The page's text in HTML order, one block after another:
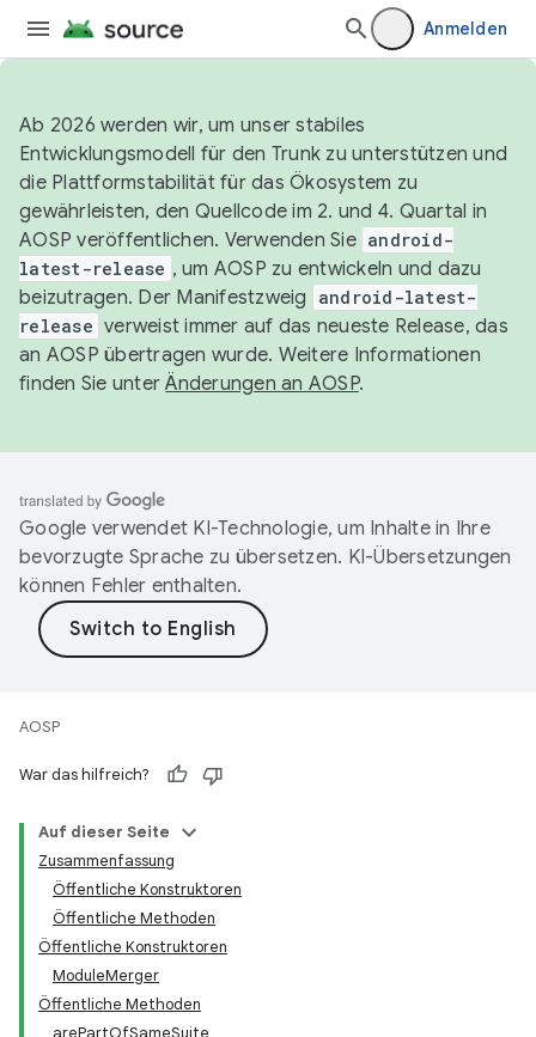
Anmelden
Ab 2026 werden wir, um unser stabiles
Entwicklungsmodell für den Trunk zu unterstützen und
die Plattformstabilität für das Ökosystem zu
gewährleisten, den Quellcode im 2. und 4. Quartal in
AOSP veröffentlichen. Verwenden Sie android-
latest-release , um AOSP zu entwickeln und dazu
beizutragen. Der Manifestzweig
android-latest-
release verweist immer auf das neueste Release, das
an AOSP übertragen wurde. Weitere Informationen
finden Sie unterÄnderungen an AOSP.
Google verwendet KI-Technologie, um Inhalte in Ihre
bevorzugte Sprache zu übersetzen. KI-Übersetzungen
können Fehler enthalten.
AOSP
War das hilfreich?
Auf dieser Seite
Zusammenfassung
Öffentliche Konstruktoren
Öffentliche Methoden
Öffentliche Konstruktoren
ModuleMerger
Öffentliche Methoden
arePartOfSameSuite